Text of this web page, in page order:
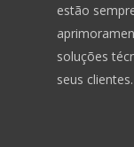
estão
soluções
seus clientes.